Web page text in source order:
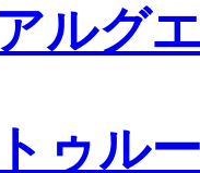
ルグ
ゥル